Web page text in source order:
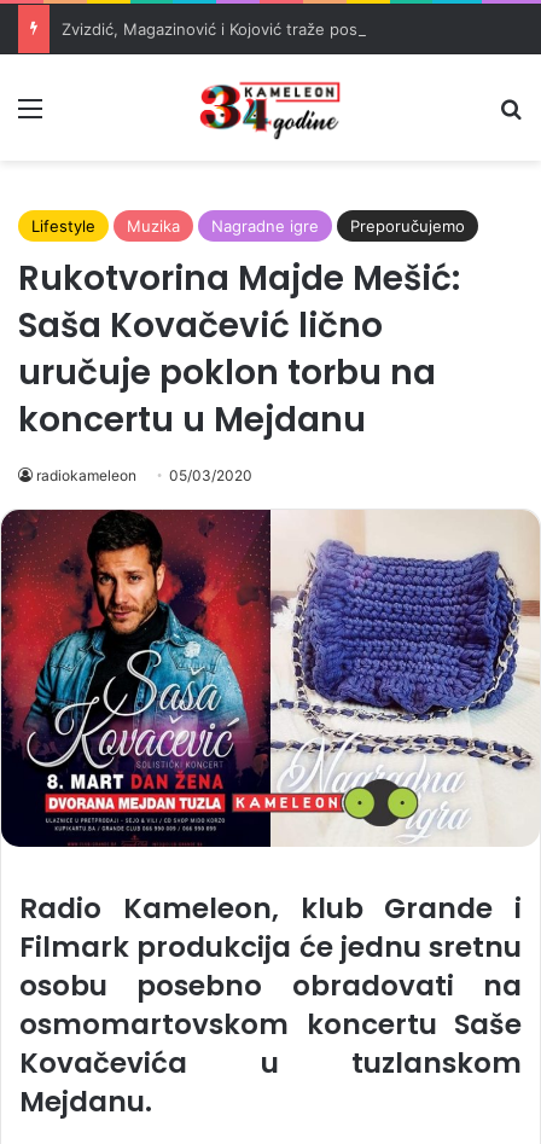
Lifestyle Muzika Nagradne igre Preporučujemo
Rukotvorina Majde Mešić:
Saša Kovačević lično
uručuje poklon torbu na
koncertu u Mejdanu
radiokameleon 05/03/2020
Radio Kameleon, klub Grande i
Filmark produkcija će jednu sretnu
osobu posebno obradovati na
osmomartovskom koncertu Saše
Kovačevića u tuzlanskom
Mejdanu.